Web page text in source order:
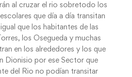
al cruzar el rio sobretodo los
que día a día transitan
que los habitantes de las
los Osegueda y muchas
en los alrededores y los que
Dionisio por ese Sector que
del Rio no podían transitar